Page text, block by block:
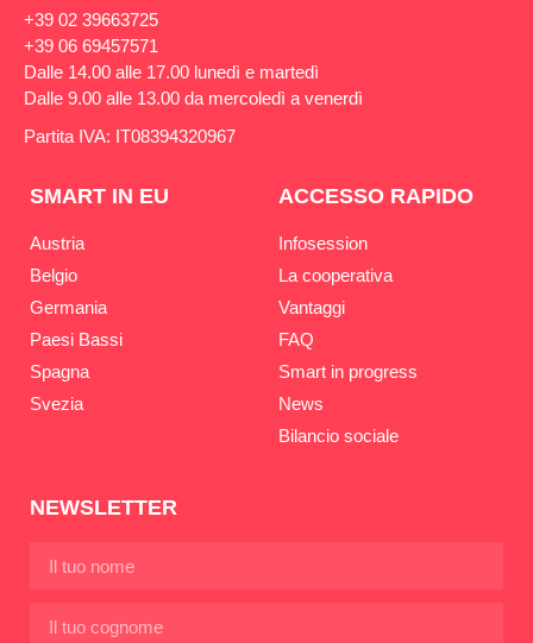
+39 02 39663725
+39 06 69457571
Dalle 14.00 alle 17.00 lunedì e martedì
Dalle 9.00 alle 13.00 da mercoledì a venerdì
Partita IVA: IT08394320967
SMART IN EU
Austria
Belgio
Germania
Paesi Bassi
Spagna
Svezia
ACCESSO RAPIDO
Infosession
La cooperativa
Vantaggi
FAQ
Smart in progress
News
Bilancio sociale
NEWSLETTER